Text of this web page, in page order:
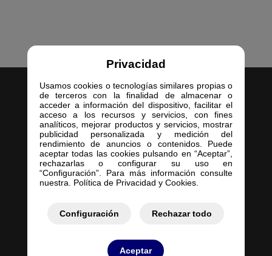
Privacidad
Usamos cookies o tecnologías similares propias o
de terceros con la finalidad de almacenar o
acceder a información del dispositivo, facilitar el
acceso a los recursos y servicios, con fines
analíticos, mejorar productos y servicios, mostrar
publicidad personalizada y medición del
rendimiento de anuncios o contenidos. Puede
aceptar todas las cookies pulsando en “Aceptar”,
rechazarlas o configurar su uso en
“Configuración”. Para más información consulte
nuestra. Política de Privacidad y Cookies.
Configuración Rechazar todo
Aceptar
Inicio
Empresa
Servicios
Contacto
Mis Presupuestos